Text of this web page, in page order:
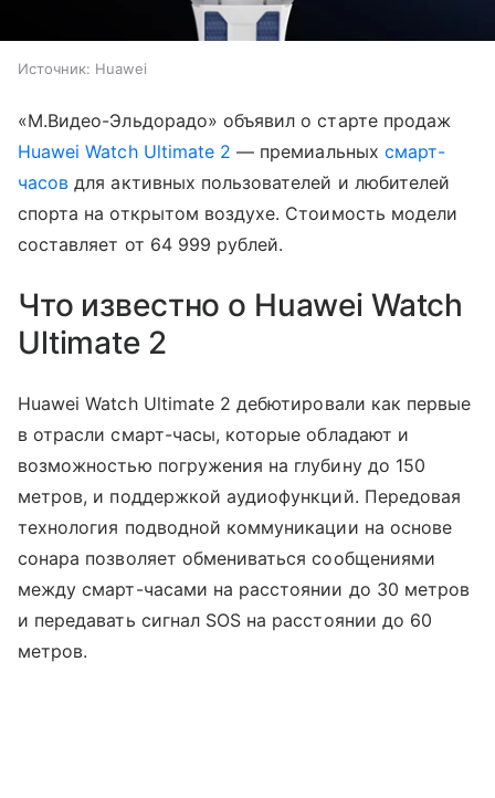
Источник: Huawei
«М.Видео-Эльдорадо» объявил о старте продаж
Huawei Watch Ultimate 2 — премиальных смарт-
часов для активных пользователей и любителей
спорта на открытом воздухе. Стоимость модели
составляет от 64 999 рублей.
Что известно о Huawei Watch
Ultimate 2
Huawei Watch Ultimate 2 дебютировали как первые
в отрасли смарт-часы, которые обладают и
возможностью погружения на глубину до 150
метров, и поддержкой аудиофункций. Передовая
технология подводной коммуникации на основе
сонара позволяет обмениваться сообщениями
между смарт-часами на расстоянии до 30 метров
и передавать сигнал SOS на расстоянии до 60
метров.